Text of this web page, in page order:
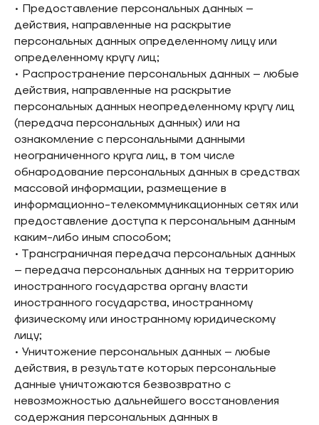
• Предоставление персональных данных –
действия, направленные на раскрытие
персональных данных определенному лицу или
определенному кругу лиц;
• Распространение персональных данных – любые
действия, направленные на раскрытие
персональных данных неопределенному кругу лиц
(передача персональных данных) или на
ознакомление с персональными данными
неограниченного круга лиц, в том числе
обнародование персональных данных в средствах
массовой информации, размещение в
информационно-телекоммуникационных сетях или
предоставление доступа к персональным данным
каким-либо иным способом;
• Трансграничная передача персональных данных
– передача персональных данных на территорию
иностранного государства органу власти
иностранного государства, иностранному
физическому или иностранному юридическому
лицу;
• Уничтожение персональных данных – любые
действия, в результате которых персональные
данные уничтожаются безвозвратно с
невозможностью дальнейшего восстановления
содержания персональных данных в